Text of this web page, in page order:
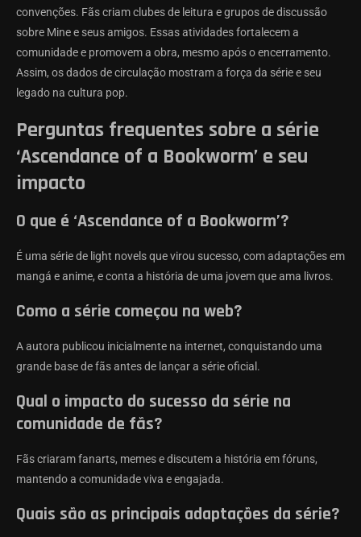
convenções. Fãs criam clubes de leitura e grupos de discussão
sobre Mine e seus amigos. Essas atividades fortalecem a
comunidade e promovem a obra, mesmo após o encerramento.
Assim, os dados de circulação mostram a força da série e seu
legado na cultura pop.
Perguntas frequentes sobre a série
‘Ascendance of a Bookworm’ e seu
impacto
O que é ‘Ascendance of a Bookworm’?
É uma série de light novels que virou sucesso, com adaptações em
mangá e anime, e conta a história de uma jovem que ama livros.
Como a série começou na web?
A autora publicou inicialmente na internet, conquistando uma
grande base de fãs antes de lançar a série oficial.
Qual o impacto do sucesso da série na
comunidade de fãs?
Fãs criaram fanarts, memes e discutem a história em fóruns,
mantendo a comunidade viva e engajada.
Quais são as principais adaptações da série?